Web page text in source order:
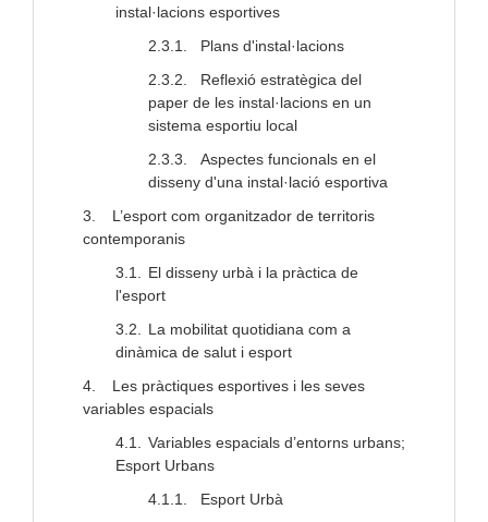
instal·lacions esportives
2.3.1.
Plans d'instal·lacions
2.3.2.
Reflexió estratègica del
paper de les instal·lacions en un
sistema esportiu local
2.3.3.
Aspectes funcionals en el
disseny d'una instal·lació esportiva
3.
L’esport com organitzador de territoris
contemporanis
3.1. El disseny urbà i la pràctica de
l'esport
3.2. La mobilitat quotidiana com a
dinàmica de salut i esport
4.
Les pràctiques esportives i les seves
variables espacials
4.1. Variables espacials d’entorns urbans;
Esport Urbans
4.1.1.
Esport Urbà